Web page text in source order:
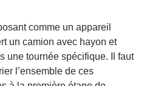
comme un appareil
un camion avec hayon et
une tournée spécifique. Il faut
l’ensemble de ces